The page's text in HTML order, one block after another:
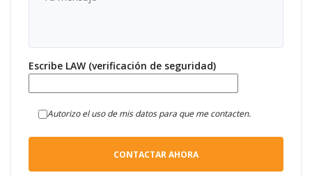
Escribe LAW (verificación de seguridad)
Autorizo el uso de mis datos para que me contacten.